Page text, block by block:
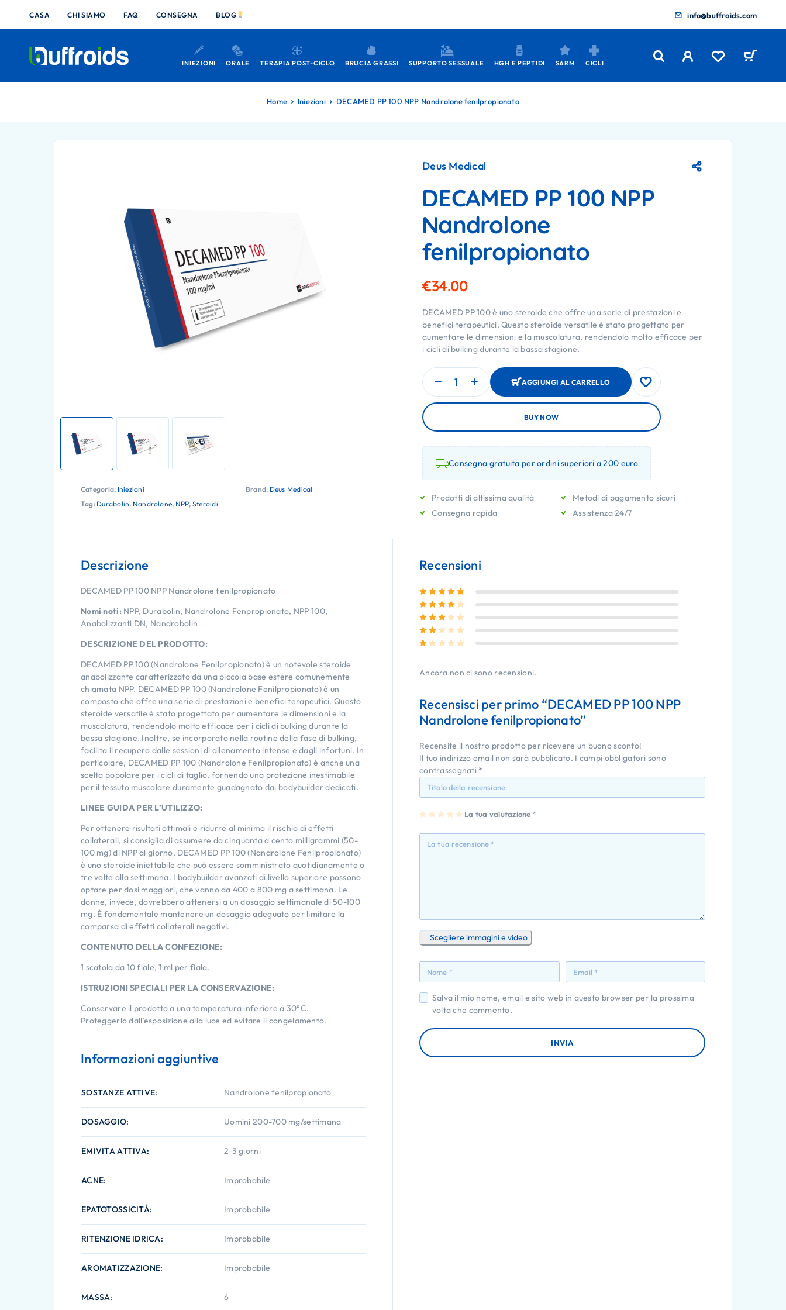
CASA CHI SIAMO FAQ CONSEGNA BLOG info@buffroids.com
INIEZIONI ORALE TERAPIA POST-CICLO BRUCIA GRASSI SUPPORTO SESSUALE HGH E PEPTIDI SARM CICLI
Home Iniezioni DECAMED PP 100 NPP Nandrolone fenilpropionato
Categoria: Iniezioni
Tag: Durabolin, Nandrolone, NPP, Steroidi
Brand: Deus Medical
Deus Medical
DECAMED PP 100 NPP
Nandrolone
fenilpropionato
€34.00
DECAMED PP 100 è uno steroide che offre una serie di prestazioni e
benefici terapeutici. Questo steroide versatile è stato progettato per
aumentare le dimensioni e la muscolatura, rendendolo molto efficace per
i cicli di bulking durante la bassa stagione.
AGGIUNGI AL CARRELLO
BUY NOW
Consegna gratuita per ordini superiori a 200 euro
Prodotti di altissima qualità
Consegna rapida
Metodi di pagamento sicuri
Assistenza 24/7
Descrizione
DECAMED PP 100 NPP Nandrolone fenilpropionato
Nomi noti:NPP, Durabolin, Nandrolone Fenpropionato, NPP 100,
Anabolizzanti DN, Nandrobolin
DESCRIZIONE DEL PRODOTTO:
DECAMED PP 100 (Nandrolone Fenilpropionato) è un notevole steroide
anabolizzante caratterizzato da una piccola base estere comunemente
chiamata NPP. DECAMED PP 100 (Nandrolone Fenilpropionato) è un
composto che offre una serie di prestazioni e benefici terapeutici. Questo
steroide versatile è stato progettato per aumentare le dimensioni e la
muscolatura, rendendolo molto efficace per i cicli di bulking durante la
bassa stagione. Inoltre, se incorporato nella routine della fase di bulking,
facilita il recupero dalle sessioni di allenamento intense e dagli infortuni. In
particolare, DECAMED PP 100 (Nandrolone Fenilpropionato) è anche una
scelta popolare per i cicli di taglio, fornendo una protezione inestimabile
per il tessuto muscolare duramente guadagnato dai bodybuilder dedicati.
LINEE GUIDA PER L’UTILIZZO:
Per ottenere risultati ottimali e ridurre al minimo il rischio di effetti
collaterali, si consiglia di assumere da cinquanta a cento milligrammi (50-
100 mg) di NPP al giorno. DECAMED PP 100 (Nandrolone Fenilpropionato)
è uno steroide iniettabile che può essere somministrato quotidianamente o
tre volte alla settimana. I bodybuilder avanzati di livello superiore possono
optare per dosi maggiori, che vanno da 400 a 800 mg a settimana. Le
donne, invece, dovrebbero attenersi a un dosaggio settimanale di 50-100
mg. È fondamentale mantenere un dosaggio adeguato per limitare la
comparsa di effetti collaterali negativi.
CONTENUTO DELLA CONFEZIONE:
1 scatola da 10 fiale, 1 ml per fiala.
ISTRUZIONI SPECIALI PER LA CONSERVAZIONE:
Conservare il prodotto a una temperatura inferiore a 30°C.
Proteggerlo dall’esposizione alla luce ed evitare il congelamento.
Informazioni aggiuntive
SOSTANZE ATTIVE Nandrolone fenilpropionato
DOSAGGIO Uomini 200-700 mg/settimana
EMIVITA ATTIVA 2-3 giorni
ACNE Improbabile
EPATOTOSSICITÀ Improbabile
RITENZIONE IDRICA Improbabile
AROMATIZZAZIONE Improbabile
MASSA 6
Recensioni
Valutato5su 5
Valutato4su 5
Valutato3su 5
Valutato
2su 5
Valutato1 su 5
Ancora non ci sono recensioni.
Recensisci per primo “DECAMED PP 100 NPP
Nandrolone fenilpropionato”
Recensite il nostro prodotto per ricevere un buono sconto!
Il tuo indirizzo email non sarà pubblicato. I campi obbligatori sono
contrassegnati *
La tua valutazione *
1
st
a
2
e
su
5
3
st
e
su
5
4
e
su
5
5
st
e
su
5
Scegliere immagini e video
Salva il mio nome, email e sito web in questo browser per la prossima
volta che commento.